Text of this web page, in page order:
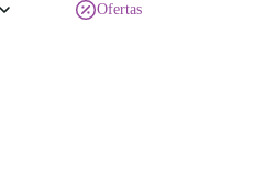
Ofertas